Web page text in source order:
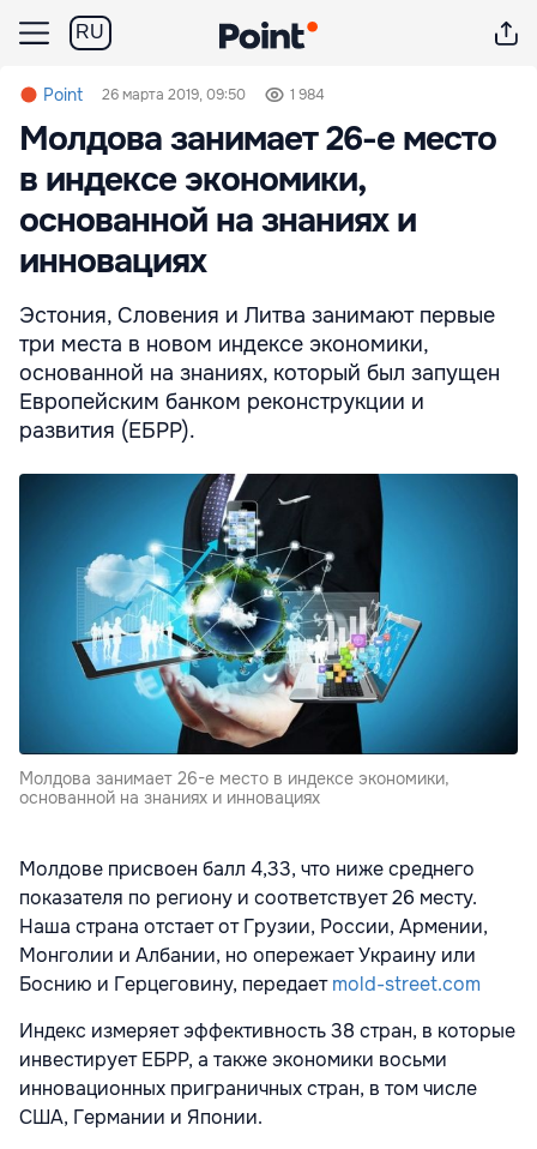
RU
Point 26 марта 2019, 09:50 1 984
Молдова занимает 26-е место
в индексе экономики,
основанной на знаниях и
инновациях
Эстония, Словения и Литва занимают первые
три места в новом индексе экономики,
основанной на знаниях, который был запущен
Европейским банком реконструкции и
развития (ЕБРР).
Молдова занимает 26-е место в индексе экономики,
основанной на знаниях и инновациях
Молдове присвоен балл 4,33, что ниже среднего
показателя по региону и соответствует 26 месту.
Наша страна отстает от Грузии, России, Армении,
Монголии и Албании, но опережает Украину или
Боснию и Герцеговину, передаетmold-street.com
Индекс измеряет эффективность 38 стран, в которые
инвестирует ЕБРР, а также экономики восьми
инновационных приграничных стран, в том числе
США, Германии и Японии.